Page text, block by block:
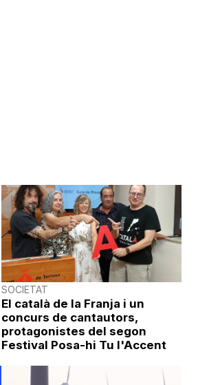
SOCIETAT
El català de la Franja i un
concurs de cantautors,
protagonistes del segon
Festival Posa-hi Tu l'Accent